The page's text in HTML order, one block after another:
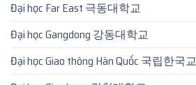
Đại học Far East 극동대학교
Đại học Gangdong 강동대학교
Đại học Giao thông Hàn Quốc 국립한국